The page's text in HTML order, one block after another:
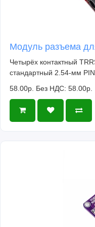
Модуль разъема
Четырёх контактный
стандартный 2.54-мм
58.00р. Без НДС: 58.00р.